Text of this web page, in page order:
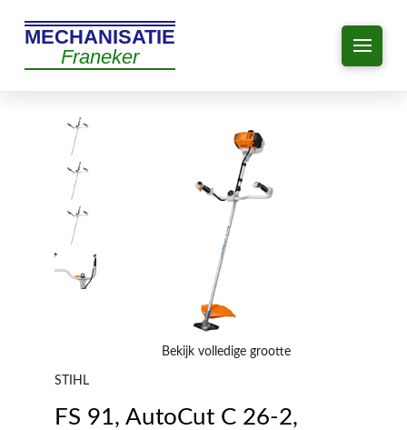
MECHANISATIE
Franeker
Bekijk volledige grootte
STIHL
FS 91, AutoCut C 26-2,